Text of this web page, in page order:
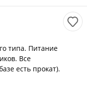
типа. Питание
Все
есть прокат).